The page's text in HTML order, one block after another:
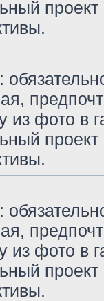
из фото в
из фото в